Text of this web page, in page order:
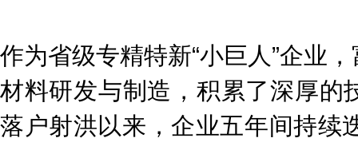
作为省级专精特新“小巨人”企业
材料研发与制造，积累了深厚的
落户射洪以来，企业五年间持续